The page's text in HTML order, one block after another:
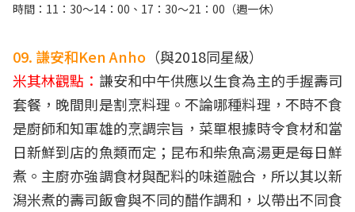
時間：11：30～14：00、17：30～21：00（週一休）
09. 謙安和Ken Anho （與2018同星級）
米其林觀點： 謙安和中午供應以生食為主的手握壽司
套餐，晚間則是割烹料理。不論哪種料理，不時不食
是廚師和知軍雄的烹調宗旨，菜單根據時令食材和當
日新鮮到店的魚類而定；昆布和柴魚高湯更是每日鮮
煮。主廚亦強調食材與配料的味道融合，所以其以新
潟米煮的壽司飯會與不同的醋作調和，以帶出不同食